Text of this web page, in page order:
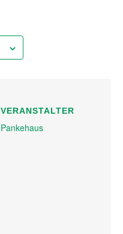
VERANSTALTER
Pankehaus